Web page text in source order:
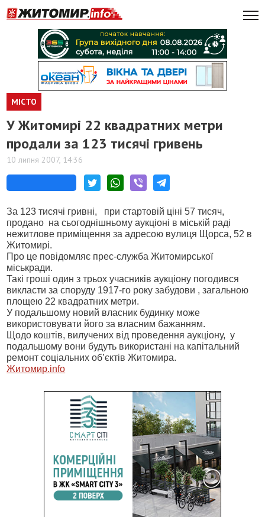
МІСТО
У Житомирі 22 квадратних метри
продали за 123 тисячі гривень
10 липня 2007, 14:36
За 123 тисячі гривні,
при стартовій ціні 57 тисяч,
продано на сьогоднішньому аукціоні в міській раді
нежитлове приміщення за адресою вулиця Щорса, 52 в
Житомирі.
Про це повідомляє прес-служба Житомирської
міськради.
Такі гроші один з трьох учасників аукціону погодився
викласти за споруду 1917-го року забудови , загальною
площею 22 квадратних метри.
У подальшому новий власник будинку може
використовувати його за власним бажанням.
Щодо коштів, вилучених від проведення аукціону, у
подальшому вони будуть використані на капітальний
ремонт соціальних об’єктів Житомира.
Житомир.info